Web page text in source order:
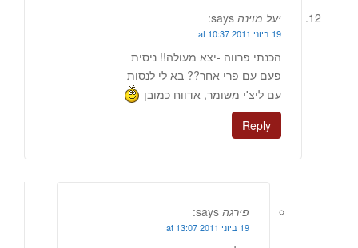
יעל מוינה says:
19 ביוני 2011 at 10:37
הכנתי פרווה -יצא מעולה!! ניסית
פעם עם פרי אחר?? בא לי לנסות
עם ליצ'י משומר, אדווח כמובן
Reply
פירגה says:
19 ביוני 2011 at 13:07